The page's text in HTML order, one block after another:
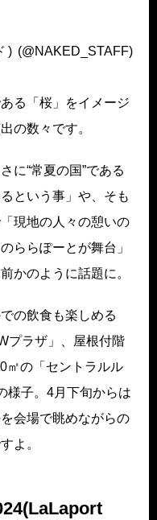
(@NAKED_STAFF)
る「桜」をイメージ
の数々です。
に“常夏の国”である
という事」や、そも
現地の人々の憩いの
ららぽーとが舞台」
かのように話題に。
の飲食も楽しめる
プラザ」、屋根付階
㎡の「セントラルル
様子。4月下旬からは
会場で眺めながらの
よ。